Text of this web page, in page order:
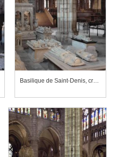
Basilique de Saint-Denis, croisillon nord du transept